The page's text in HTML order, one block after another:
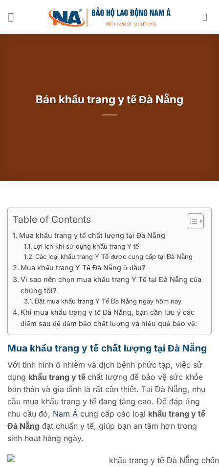
Bán khẩu trang y tế Đà Nẵng
Table of Contents
Mua khẩu trang y tế chất lượng tại Đà Nẵng
Lợi ích khi sử dụng khẩu trang Y tế
Các loại khẩu trang Y Tế được cung cấp tại Đà Nẵng
Mua khẩu trang Y Tế Đà Nẵng ở đâu?
Vì sao nên chọn mua khẩu trang Y Tế tại Đà Nẵng của
chúng tôi?
Đặt mua khẩu trang Y Tế Đà Nẵng ngay hôm nay
Khi mua khẩu trang y tế Đà Nẵng, bạn cần lưu ý các
điểm sau để đảm bảo chất lượng và hiệu quả bảo vệ:
Mua khẩu trang y tế chất lượng tại Đà Nẵng
Với tình hình ô nhiễm và dịch bệnh phức tạp, việc sử
dụng khẩu trang y tế chất lượng để bảo vệ sức khỏe
bản thân và gia đình là rất cần thiết. Tại Đà Nẵng, nhu
cầu mua khẩu trang y tế đang tăng cao. Để đáp ứng
nhu cầu đó, Nam Á cung cấp các loại khẩu trang y tế
Đà Nẵng đạt chuẩn y tế, giúp bạn an tâm hơn trong
sinh hoạt hàng ngày.